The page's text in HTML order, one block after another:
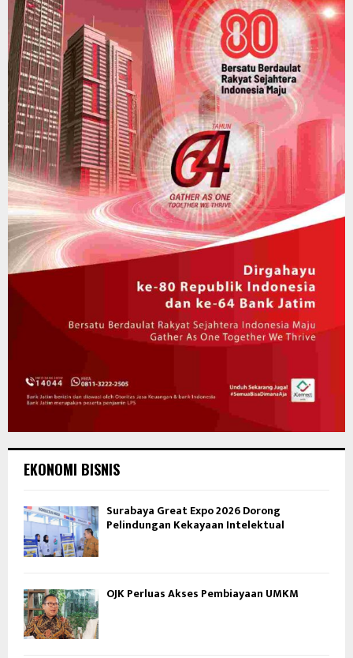
EKONOMI BISNIS
Surabaya Great Expo 2026 Dorong
Pelindungan Kekayaan Intelektual
OJK Perluas Akses Pembiayaan UMKM